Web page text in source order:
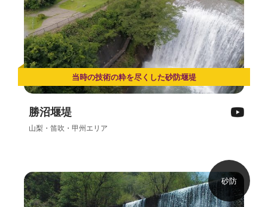
当時の技術の粋を尽くした砂防堰堤
勝沼堰堤
山梨・笛吹・甲州エリア
砂防